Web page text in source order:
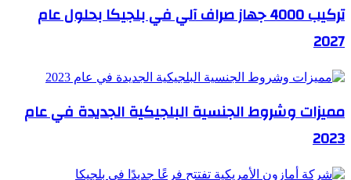
تركيب 4000 جهاز صراف آلي في بلجيكا بحلول عام
2027
مميزات وشروط الجنسية البلجيكية الجديدة في عام
2023